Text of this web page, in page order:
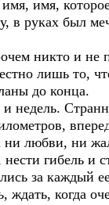
имя,
в руках был
никто и не
лишь то,
до конца.
ни любви, ни
гибель и
за каждый
когда